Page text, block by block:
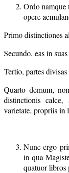
Ordo namque
opere
Primo distinctiones
Secundo, eas in
Tertio, partes
Quarto demum,
distinctionis calce,
varietate, propriis in
Nunc ergo
in qua
quatuor libros